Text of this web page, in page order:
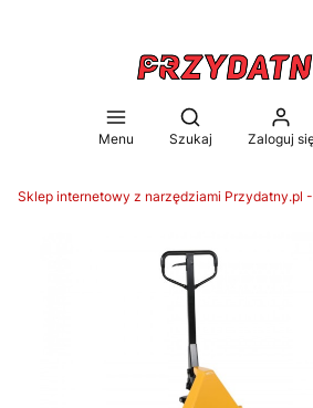
Menu
Otwórz
Szukaj Zaloguj
Sklep internetowy z narzędziami Przydatny.pl